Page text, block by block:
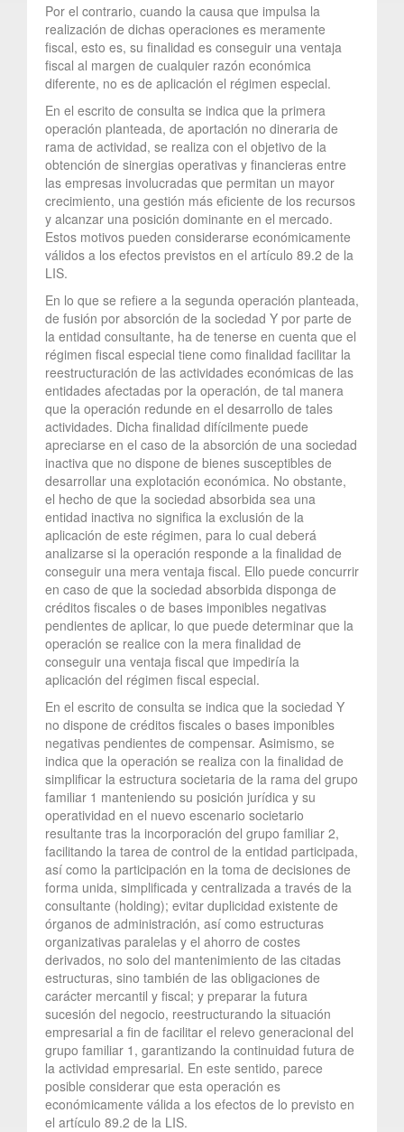
Por el contrario, cuando la causa que impulsa la
realización de dichas operaciones es meramente
fiscal, esto es, su finalidad es conseguir una ventaja
fiscal al margen de cualquier razón económica
diferente, no es de aplicación el régimen especial.
En el escrito de consulta se indica que la primera
operación planteada, de aportación no dineraria de
rama de actividad, se realiza con el objetivo de la
obtención de sinergias operativas y financieras entre
las empresas involucradas que permitan un mayor
crecimiento, una gestión más eficiente de los recursos
y alcanzar una posición dominante en el mercado.
Estos motivos pueden considerarse económicamente
válidos a los efectos previstos en el artículo 89.2 de la
LIS.
En lo que se refiere a la segunda operación planteada,
de fusión por absorción de la sociedad Y por parte de
la entidad consultante, ha de tenerse en cuenta que el
régimen fiscal especial tiene como finalidad facilitar la
reestructuración de las actividades económicas de las
entidades afectadas por la operación, de tal manera
que la operación redunde en el desarrollo de tales
actividades. Dicha finalidad difícilmente puede
apreciarse en el caso de la absorción de una sociedad
inactiva que no dispone de bienes susceptibles de
desarrollar una explotación económica. No obstante,
el hecho de que la sociedad absorbida sea una
entidad inactiva no significa la exclusión de la
aplicación de este régimen, para lo cual deberá
analizarse si la operación responde a la finalidad de
conseguir una mera ventaja fiscal. Ello puede concurrir
en caso de que la sociedad absorbida disponga de
créditos fiscales o de bases imponibles negativas
pendientes de aplicar, lo que puede determinar que la
operación se realice con la mera finalidad de
conseguir una ventaja fiscal que impediría la
aplicación del régimen fiscal especial.
En el escrito de consulta se indica que la sociedad Y
no dispone de créditos fiscales o bases imponibles
negativas pendientes de compensar. Asimismo, se
indica que la operación se realiza con la finalidad de
simplificar la estructura societaria de la rama del grupo
familiar 1 manteniendo su posición jurídica y su
operatividad en el nuevo escenario societario
resultante tras la incorporación del grupo familiar 2,
facilitando la tarea de control de la entidad participada,
así como la participación en la toma de decisiones de
forma unida, simplificada y centralizada a través de la
consultante (holding); evitar duplicidad existente de
órganos de administración, así como estructuras
organizativas paralelas y el ahorro de costes
derivados, no solo del mantenimiento de las citadas
estructuras, sino también de las obligaciones de
carácter mercantil y fiscal; y preparar la futura
sucesión del negocio, reestructurando la situación
empresarial a fin de facilitar el relevo generacional del
grupo familiar 1, garantizando la continuidad futura de
la actividad empresarial. En este sentido, parece
posible considerar que esta operación es
económicamente válida a los efectos de lo previsto en
el artículo 89.2 de la LIS.